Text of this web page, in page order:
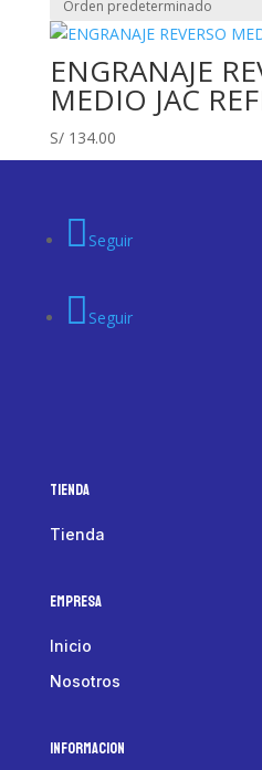
ENGRANAJE
MEDIO JAC
S/134.00
Seguir
Seguir
Tienda
Tienda
Empresa
Inicio
Nosotros
Informacion